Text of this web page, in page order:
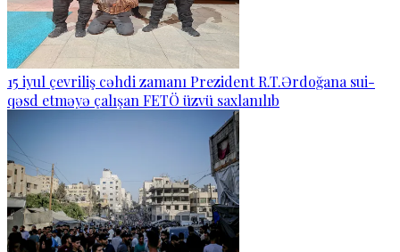
15 iyul çevriliş cəhdi zamanı Prezident R.T.Ərdoğana sui-
qəsd etməyə çalışan FETÖ üzvü saxlanılıb